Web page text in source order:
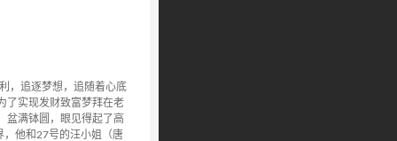
，追逐梦想，追随着心底
了实现发财致富梦拜在老
盆满钵圆，眼见得起了高
，他和27号的汪小姐（唐